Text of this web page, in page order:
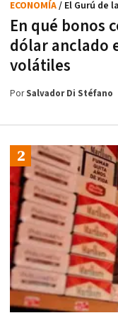
En qué bonos
dólar anclado
volátiles
ECONOMÍA/ El Gurú de
PorSalvador Di Stéfano